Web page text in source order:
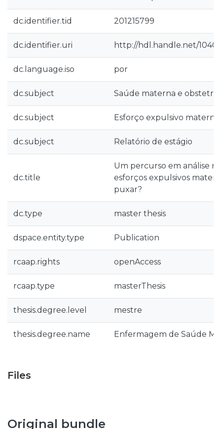
dc.identifier.tid 201215799
dc.identifier.uri http://hdl.handle.net/
dc.language.iso por
dc.subject Saúde materna e
dc.subject Esforço expulsivo materno
dc.subject Relatório de estágio
dc.title
Um percurso em análise
esforços expulsivos
puxar?
dc.type master thesis
dspace.entity.type Publication
rcaap.rights openAccess
rcaap.type masterThesis
thesis.degree.level mestre
thesis.degree.name Enfermagem de Saúde
Files
Original bundle